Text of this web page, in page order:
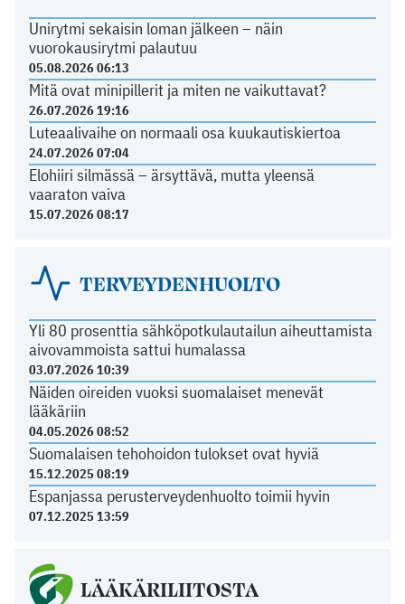
Unirytmi sekaisin loman jälkeen – näin
vuorokausirytmi palautuu
05.08.2026 06:13
Mitä ovat minipillerit ja miten ne vaikuttavat?
26.07.2026 19:16
Luteaalivaihe on normaali osa kuukautiskiertoa
24.07.2026 07:04
Elohiiri silmässä – ärsyttävä, mutta yleensä
vaaraton vaiva
15.07.2026 08:17
TERVEYDENHUOLTO
Yli 80 prosenttia sähköpotkulautailun aiheuttamista
aivovammoista sattui humalassa
03.07.2026 10:39
Näiden oireiden vuoksi suomalaiset menevät
lääkäriin
04.05.2026 08:52
Suomalaisen tehohoidon tulokset ovat hyviä
15.12.2025 08:19
Espanjassa perusterveydenhuolto toimii hyvin
07.12.2025 13:59
LÄÄKÄRILIITOSTA